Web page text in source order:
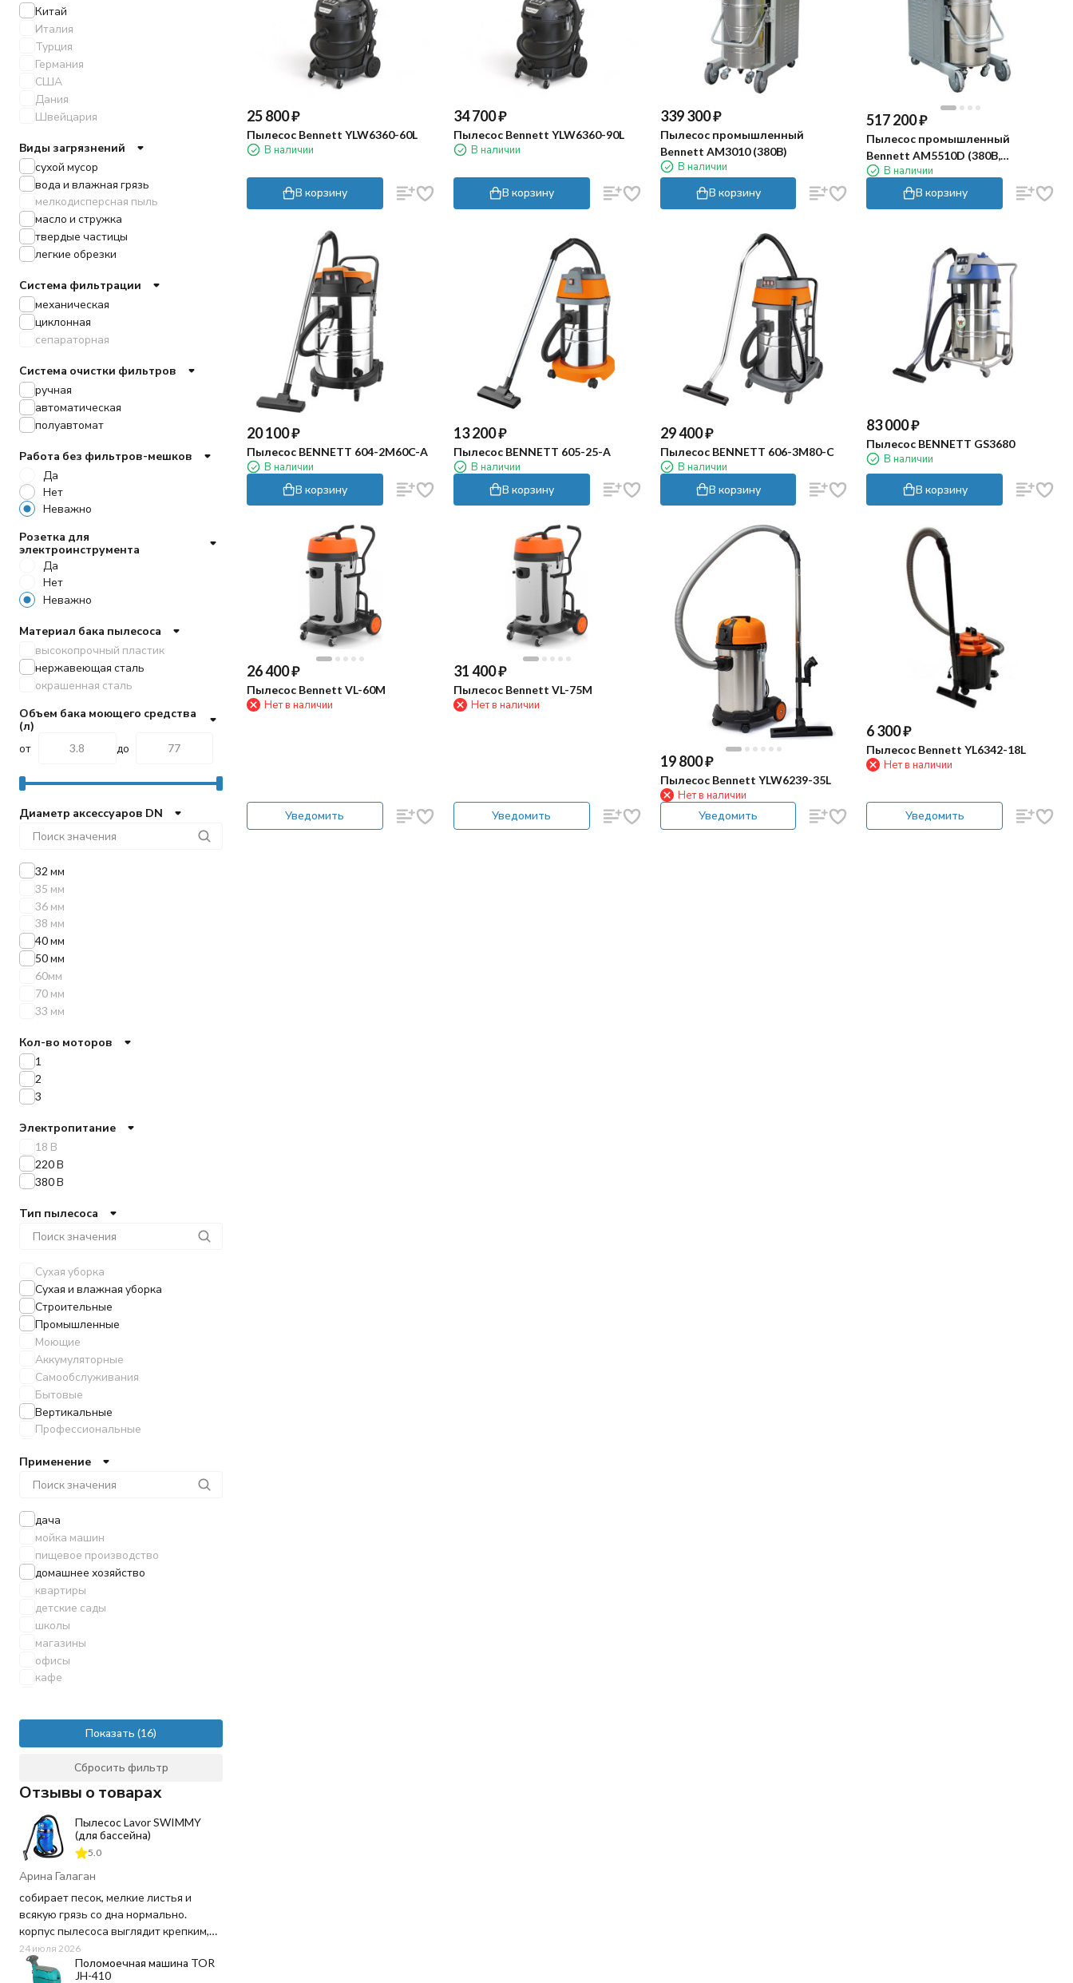
25 800₽
Пылесос Bennett YLW6360-60L
В наличии
В корзину
34 700₽
Пылесос Bennett YLW6360-90L
В наличии
В корзину
339 300₽
Пылесос промышленный
Bennett AM3010 (380В)
В наличии
В корзину
517 200₽
Пылесос промышленный
Bennett AM5510D (380В,
ручн.очистка)
В наличии
В корзину
20 100₽
Пылесос BENNETT 604-2M60C-A
В наличии
В корзину
13 200₽
Пылесос BENNETT 605-25-A
В наличии
В корзину
29 400₽
Пылесос BENNETT 606-3M80-C
В наличии
В корзину
83 000₽
Пылесос BENNETT GS3680
В наличии
В корзину
26 400₽
Пылесос Bennett VL-60M
Нет в наличии
Уведомить
31 400₽
Пылесос Bennett VL-75M
Нет в наличии
Уведомить
19 800₽
Пылесос Bennett YLW6239-35L
Нет в наличии
Уведомить
6 300₽
Пылесос Bennett YL6342-18L
Нет в наличии
Уведомить
Nilfisk
Nilfisk-Alto
Panda
Panda XP
Portotecnica
Sprintus
Starmix
Tennant
Tornado
Truvox
Viper
STAR
EVOLine
SuperClean
Chancee
Zero
VinnerMyer
Китай
Италия
Турция
Германия
США
Дания
Швейцария
Виды загрязнений
сухой мусор
вода и влажная грязь
мелкодисперсная пыль
масло и стружка
твердые частицы
легкие обрезки
Система фильтрации
механическая
циклонная
сепараторная
Система очистки фильтров
ручная
автоматическая
полуавтомат
Работа без фильтров-мешков
Да
Нет
Неважно
Розетка для
электроинструмента
Да
Нет
Неважно
Материал бака пылесоса
высокопрочный пластик
нержавеющая сталь
окрашенная сталь
Объем бака моющего средства
(л)
от
до
Диаметр аксессуаров DN
32 мм
35 мм
36 мм
38 мм
40 мм
50 мм
60мм
70 мм
33 мм
Кол-во моторов
1
2
3
Электропитание
18 В
220 В
380 В
Тип пылесоса
Сухая уборка
Сухая и влажная уборка
Строительные
Промышленные
Моющие
Аккумуляторные
Самообслуживания
Бытовые
Вертикальные
Профессиональные
Взрывозащищенный (Z22)
Применение
дача
мойка машин
пищевое производство
домашнее хозяйство
квартиры
детские сады
школы
магазины
офисы
кафе
бассейны
автосервисы
автомойки
клининг
для ковров
больницы
спортзалы
промышленность
заводы
складские комплексы
гипермаркеты
торговые центры
паркинги
Показать
Сбросить фильтр
Отзывы о товарах
Пылесос Lavor SWIMMY
(для бассейна)
5.0
Арина Галаган
собирает песок, мелкие листья и
всякую грязь со дна нормально.
корпус пылесоса выглядит крепким,
пластик не "хлипкий", а шланг
достаточно длинный, не пришлось
24 июля 2026
Поломоечная машина TOR
JH-410